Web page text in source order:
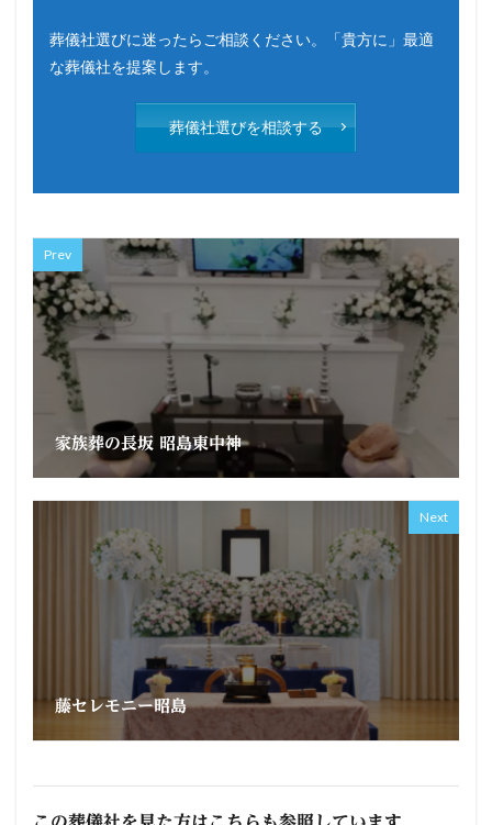
葬儀社選びに迷ったらご相談ください。「貴方に」最適
な葬儀社を提案します。
葬儀社選びを相談する
Prev
家族葬の長坂 昭島東中神
Next
藤セレモニー昭島